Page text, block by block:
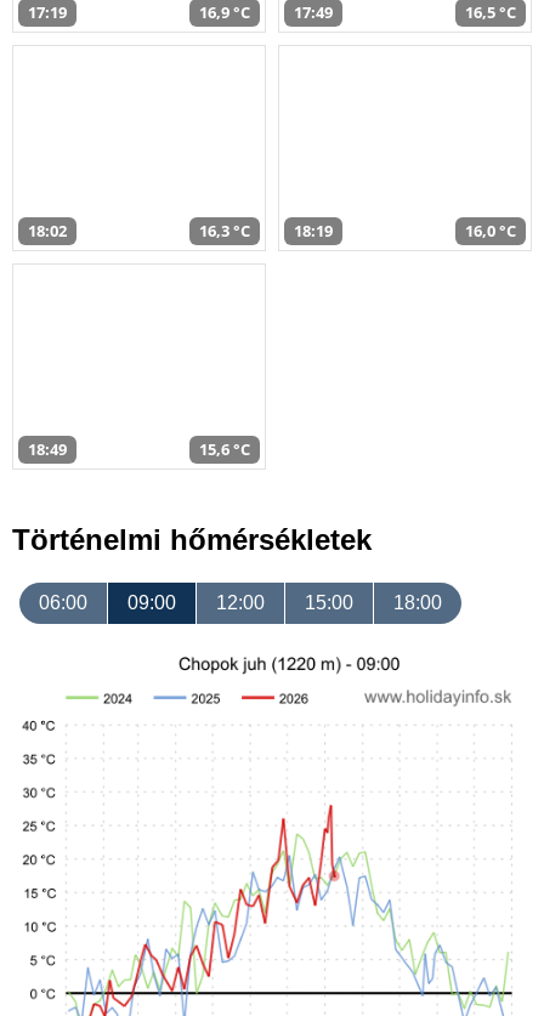
17:19 16,9 °C 17:49 16,5 °C
18:02 16,3 °C 18:19 16,0 °C
18:49 15,6 °C
Történelmi hőmérsékletek
06:00 09:00 12:00 15:00 18:00